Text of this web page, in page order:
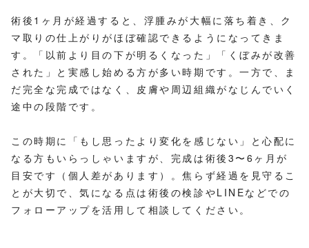
術後1ヶ月が経過すると、浮腫みが大幅に落ち着き、ク
マ取りの仕上がりがほぼ確認できるようになってきま
す。「以前より目の下が明るくなった」「くぼみが改善
された」と実感し始める方が多い時期です。一方で、ま
だ完全な完成ではなく、皮膚や周辺組織がなじんでいく
途中の段階です。
この時期に「もし思ったより変化を感じない」と心配に
なる方もいらっしゃいますが、完成は術後3〜6ヶ月が
目安です（個人差があります）。焦らず経過を見守るこ
とが大切で、気になる点は術後の検診やLINEなどでの
フォローアップを活用して相談してください。